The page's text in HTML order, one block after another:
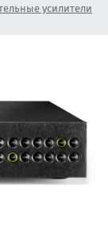
усилители